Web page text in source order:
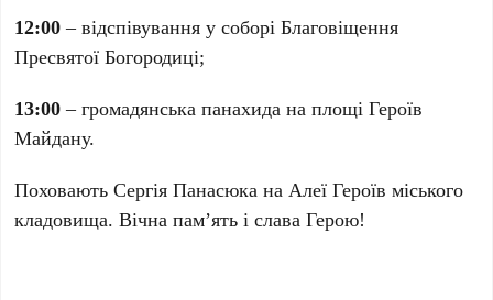
12:00– відспівування у соборі Благовіщення
Пресвятої Богородиці;
13:00– громадянська панахида на площі Героїв
Майдану.
Поховають Сергія Панасюка на Алеї Героїв міського
кладовища. Вічна пам’ять і слава Герою!